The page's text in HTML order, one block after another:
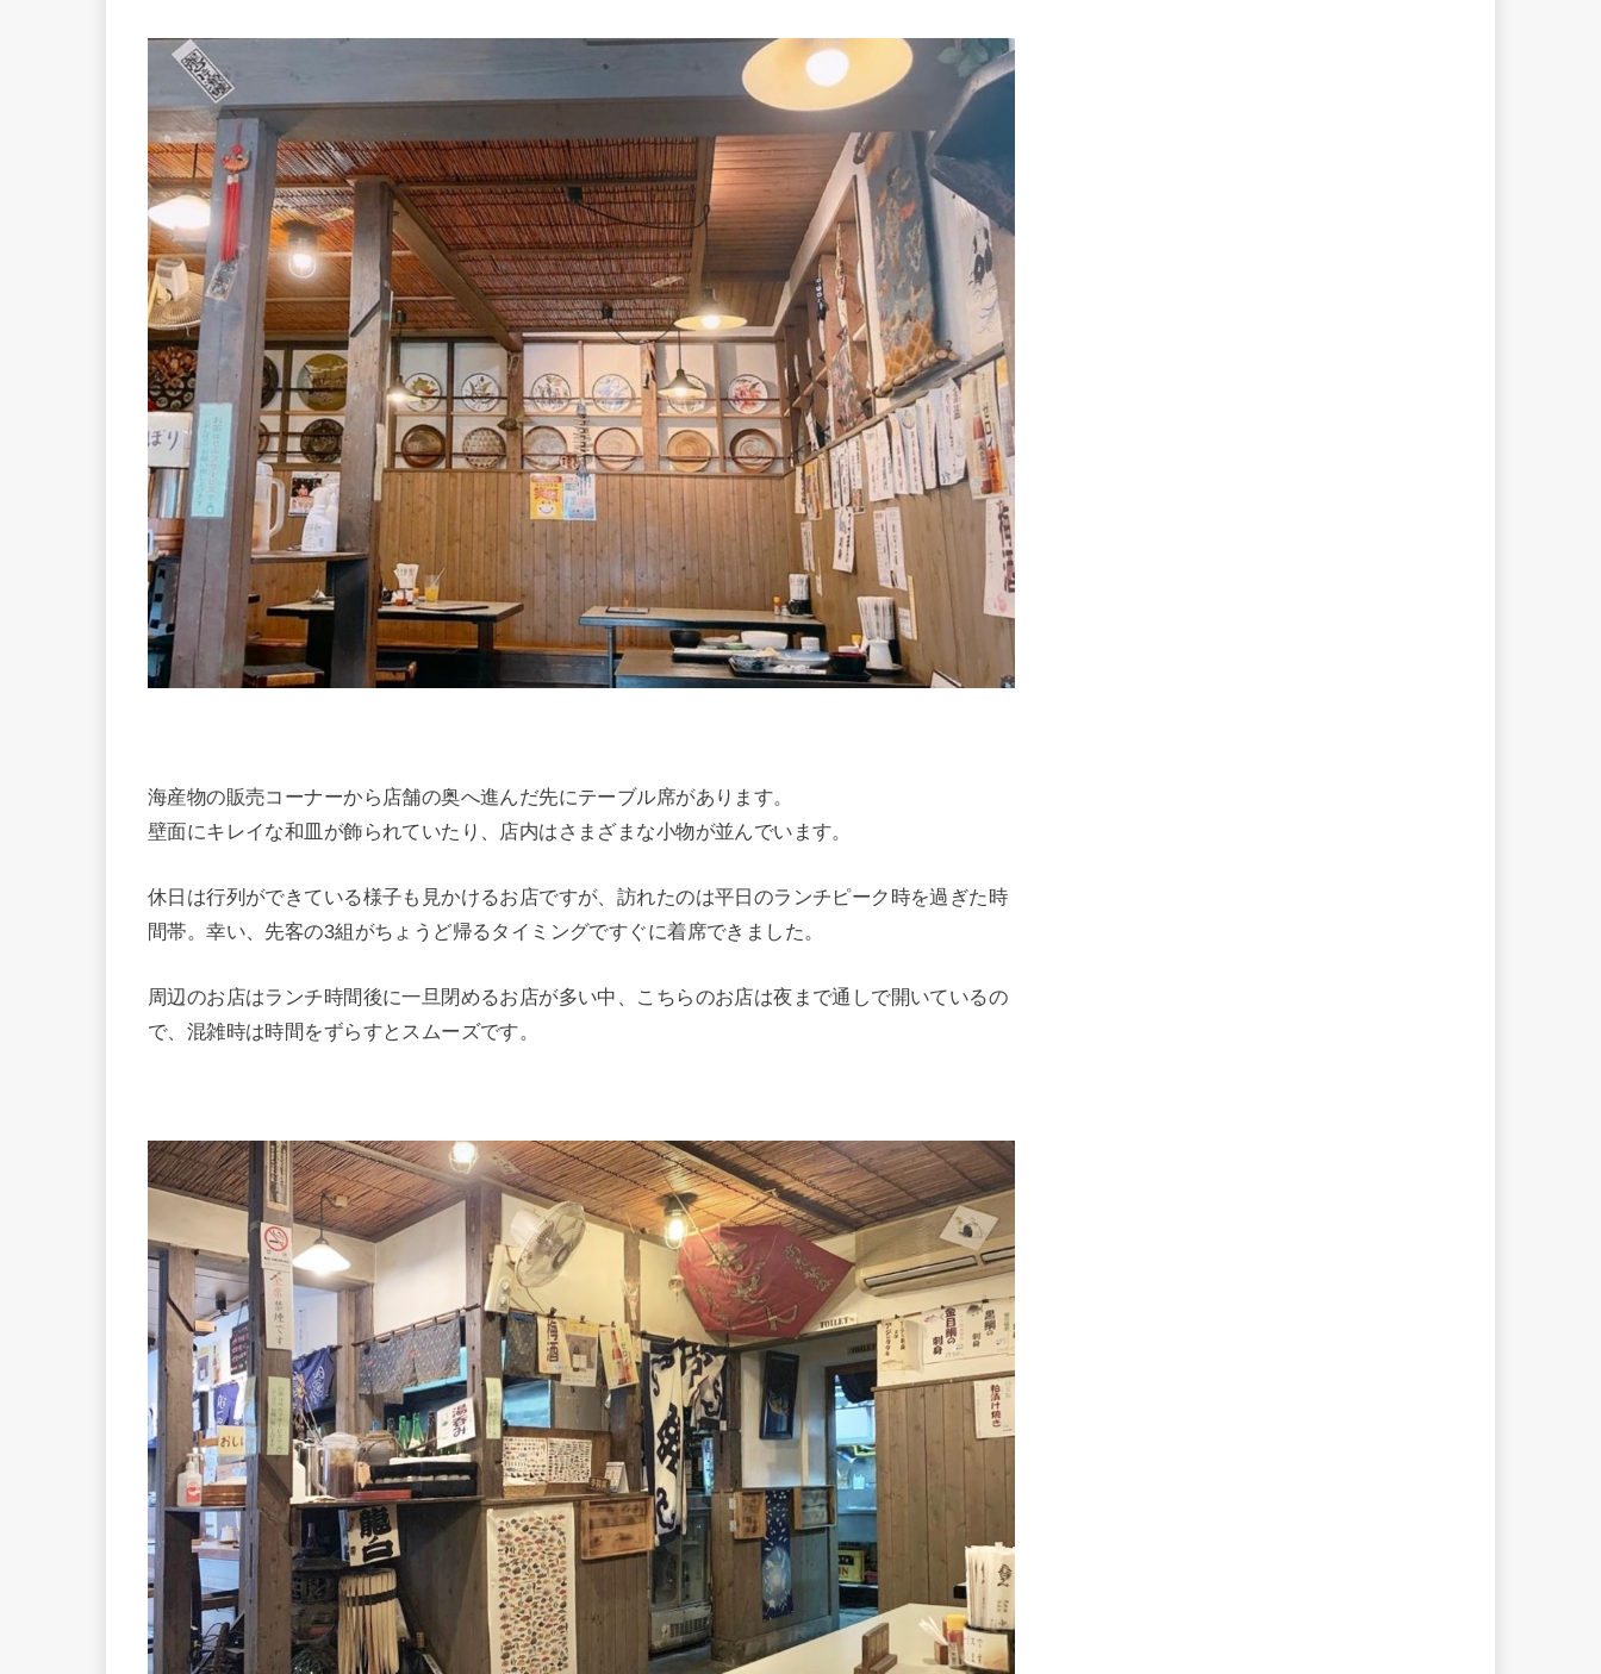
海産物の販売コーナーから店舗の奥へ進んだ先にテーブル席があります。
壁面にキレイな和皿が飾られていたり、店内はさまざまな小物が並んでいます。
休日は行列ができている様子も見かけるお店ですが、訪れたのは平日のランチピーク時を過ぎた時
間帯。幸い、先客の3組がちょうど帰るタイミングですぐに着席できました。
周辺のお店はランチ時間後に一旦閉めるお店が多い中、こちらのお店は夜まで通しで開いているの
で、混雑時は時間をずらすとスムーズです。